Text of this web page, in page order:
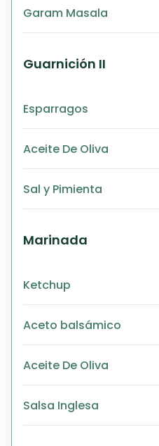
Garam Masala
Guarnición II
Esparragos
Aceite De Oliva
Sal y Pimienta
Marinada
Ketchup
Aceto balsámico
Aceite De Oliva
Salsa Inglesa